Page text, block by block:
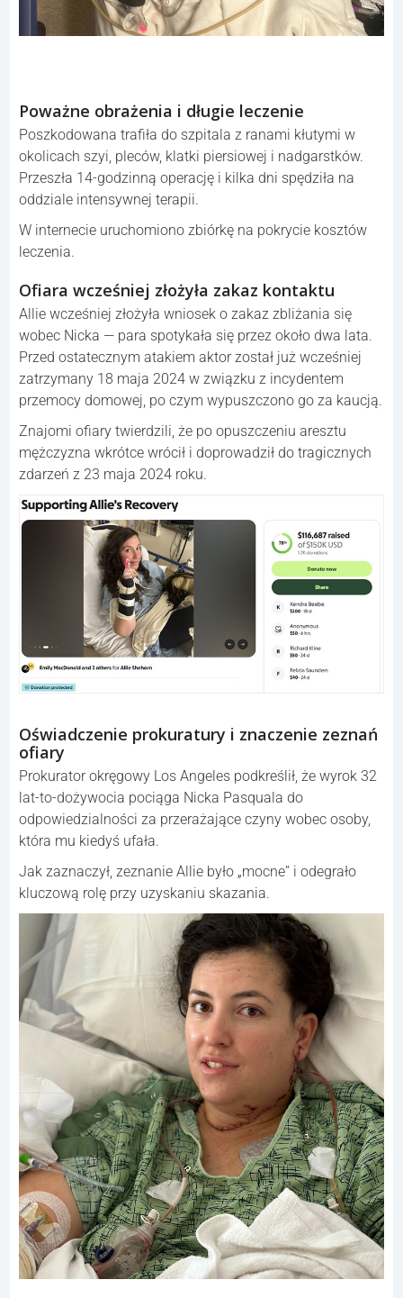
Poważne obrażenia i długie leczenie
Poszkodowana trafiła do szpitala z ranami kłutymi w
okolicach szyi, pleców, klatki piersiowej i nadgarstków.
Przeszła 14-godzinną operację i kilka dni spędziła na
oddziale intensywnej terapii.
W internecie uruchomiono zbiórkę na pokrycie kosztów
leczenia.
Ofiara wcześniej złożyła zakaz kontaktu
Allie wcześniej złożyła wniosek o zakaz zbliżania się
wobec Nicka — para spotykała się przez około dwa lata.
Przed ostatecznym atakiem aktor został już wcześniej
zatrzymany 18 maja 2024 w związku z incydentem
przemocy domowej, po czym wypuszczono go za kaucją.
Znajomi ofiary twierdzili, że po opuszczeniu aresztu
mężczyzna wkrótce wrócił i doprowadził do tragicznych
zdarzeń z 23 maja 2024 roku.
Oświadczenie prokuratury i znaczenie zeznań
ofiary
Prokurator okręgowy Los Angeles podkreślił, że wyrok 32
lat-to-dożywocia pociąga Nicka Pasquala do
odpowiedzialności za przerażające czyny wobec osoby,
która mu kiedyś ufała.
Jak zaznaczył, zeznanie Allie było „mocne” i odegrało
kluczową rolę przy uzyskaniu skazania.